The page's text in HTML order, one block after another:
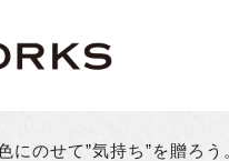
にのせて”気持ち”を贈ろう